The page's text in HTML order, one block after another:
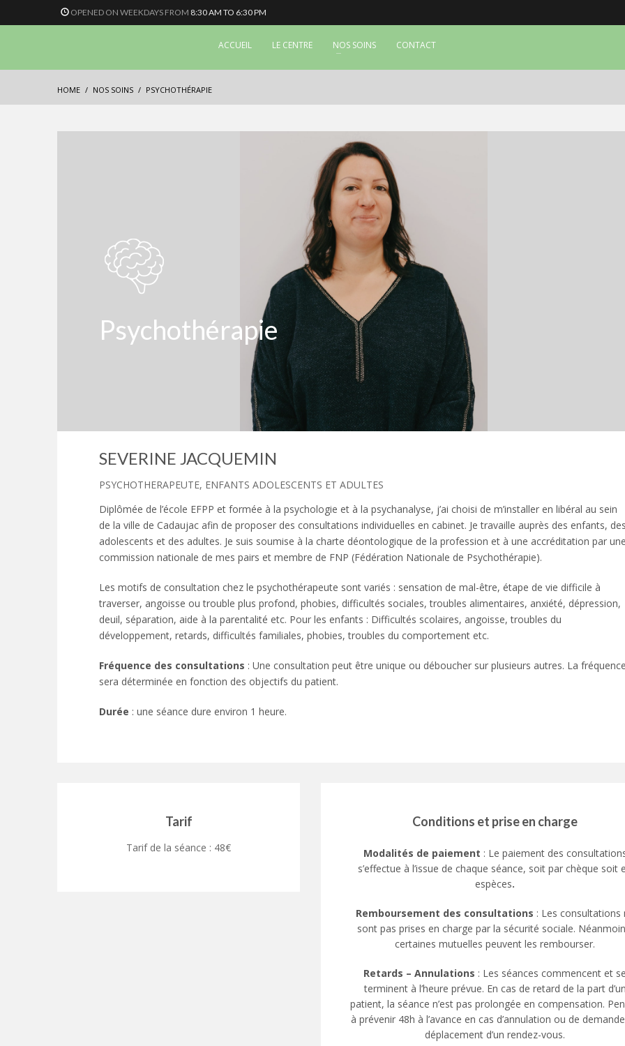
OPENED ON WEEKDAYS FROM 8:30 AM TO 6:30 PM
ACCUEIL LE CENTRE NOS SOINS CONTACT
HOME NOS SOINS PSYCHOTHÉRAPIE
Psychothérapie
SEVERINE JACQUEMIN
PSYCHOTHERAPEUTE, ENFANTS ADOLESCENTS ET ADULTES
Diplômée de l’école EFPP et formée à la psychologie et à la psychanalyse, j’ai choisi de m’installer en libéral au sein
de la ville de Cadaujac afin de proposer des consultations individuelles en cabinet. Je travaille auprès des enfants, des
adolescents et des adultes. Je suis soumise à la charte déontologique de la profession et à une accréditation par une
commission nationale de mes pairs et membre de FNP (Fédération Nationale de Psychothérapie).
Les motifs de consultation chez le psychothérapeute sont variés : sensation de mal-être, étape de vie difficile à
traverser, angoisse ou trouble plus profond, phobies, difficultés sociales, troubles alimentaires, anxiété, dépression,
deuil, séparation, aide à la parentalité etc. Pour les enfants : Difficultés scolaires, angoisse, troubles du
développement, retards, difficultés familiales, phobies, troubles du comportement etc.
Fréquence des consultations : Une consultation peut être unique ou déboucher sur plusieurs autres. La fréquence
sera déterminée en fonction des objectifs du patient.
Durée : une séance dure environ 1 heure.
Tarif
Tarif de la séance : 48€
Conditions et prise en charge
Modalités de paiement : Le paiement des
s’effectue à l’issue de chaque séance, soit par chèque soit
espèces.
Remboursement des consultations : Les consultations
sont pas prises en charge par la sécurité sociale.
certaines mutuelles peuvent les rembourser.
Retards – Annulations : Les séances commencent et se
terminent à l’heure prévue. En cas de retard de la part d’un
patient, la séance n’est pas prolongée en compensation.
à prévenir 48h à l’avance en cas d’annulation ou de
déplacement d’un rendez-vous.